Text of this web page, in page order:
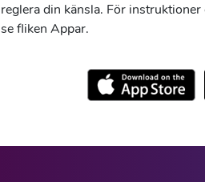
reglera din känsla. För
se fliken Appar.